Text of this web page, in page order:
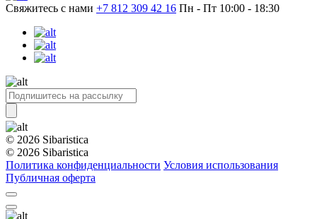
Свяжитесь с нами +7 812 309 42 16 Пн - Пт 10:00 - 18:30
© 2026 Sibaristica
© 2026 Sibaristica
Политика конфиденциальности Условия использования
Публичная оферта